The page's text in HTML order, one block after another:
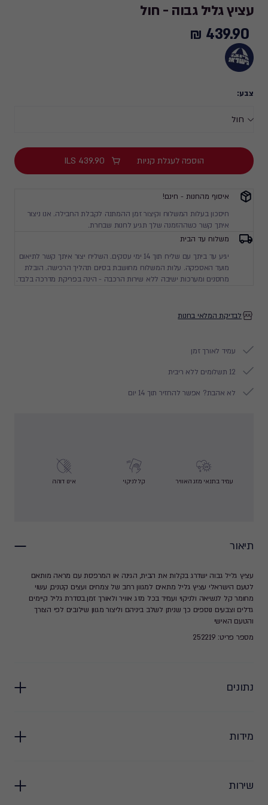
עציץ גליל גבוה - חול
439.90
₪
439.90 ₪
צבע:
הוספה לעגלת קניות ILS 439.90
איסוף מהחנות - חינם!
חיסכון בעלות המשלוח וקיצור זמן ההמתנה לקבלת החבילה. אנו ניצור
איתך קשר כשההזמנה שלך תגיע לחנות שבחרת.
משלוח עד הבית
יגיע עד ביתך עם שליח תוך 14 ימי עסקים. השליח יצור איתך קשר לתיאום
מועד האספקה. עלות המשלוח מחושבת בסיום תהליך הרכישה. הובלת
מחסנים ומערכות ישיבה ללא שירות הרכבה - הינה בפריקת מדרכה בלבד.
לבדיקת המלאי בחנות
עמיד לאורך זמן
12 תשלומים ללא ריבית
לא אהבת? אפשר להחזיר תוך 14 יום
עמיד בתנאי מזג האוויר קל לניקוי אינו דוהה
תיאור
עציץ גליל גבוה ישדרג בקלות את הבית, הגינה או המרפסת עם מראה מותאם
לטעם הישראלי עציץ גליל מתאים למגוון רחב של צמחים ועצים קטנים, עשוי
מחומר קל לנשיאה ולניקוי ועמיד בכל מזג אוויר ולאורך זמן.בסדרת גליל קיימים
גדלים וצבעים נוספים כך שניתן לשלב ביניהם וליצור מגוון שילובים לפי הצורך
והטעם האישי
מספר פריט: 252219
נתונים
מידות
שירות